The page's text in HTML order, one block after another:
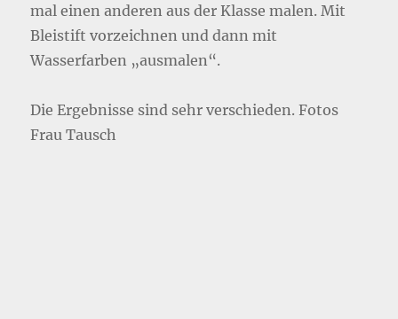
mal einen anderen aus der Klasse malen. Mit
Bleistift vorzeichnen und dann mit
Wasserfarben „ausmalen“.
Die Ergebnisse sind sehr verschieden. Fotos
Frau Tausch